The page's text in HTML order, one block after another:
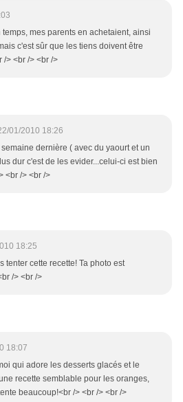
temps, mes parents en achetaient, ainsi
c'est sûr que les tiens doivent être
/> <br /> <br />
01/2010 18:26
dernière ( avec du yaourt et un
dur c'est de les evider...celui-ci est bien
<br /> <br />
18:25
tenter cette recette! Ta photo est
/> <br />
18:07
qui adore les desserts glacés et le
recette semblable pour les oranges,
beaucoup!<br /> <br /> <br />